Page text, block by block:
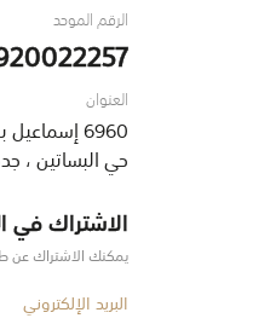
الرقم الموحد
العنوان
6960 إسماعيل بن كثير
حي البساتين ، جدة
الاشتراك في
يمكنك الاشتراك عن
البريد الإلكتروني